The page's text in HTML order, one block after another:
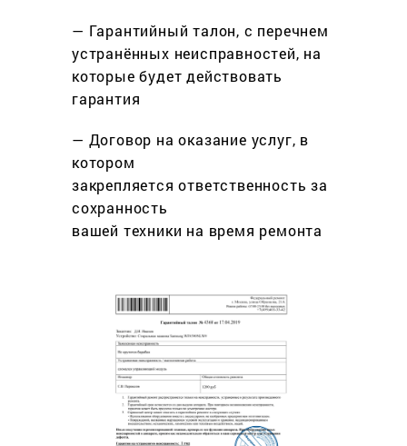
— Гарантийный талон, с перечнем
устранённых неисправностей, на
которые будет действовать
гарантия
— Договор на оказание услуг, в
котором
закрепляется ответственность за
сохранность
вашей техники на время ремонта